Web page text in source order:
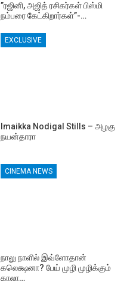
”ரஜினி, அஜித் ரசிகர்கள் பிஸ்மி
நம்பரை கேட்கிறார்கள்”-…
EXCLUSIVE
Imaikka Nodigal Stills – அழகு
நயன்தாரா
CINEMA NEWS
நாலு நாளில் இவ்ளோதான்
கலெக்ஷனா? பேய் முழி முழிக்கும்
காலா…